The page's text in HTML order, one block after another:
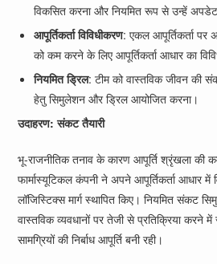
विकसित करना और नियमित रूप से उन्हें
आपूर्तिकर्ता विविधीकरण: एकल आपूर्तिकर्ता पर
को कम करने के लिए आपूर्तिकर्ता आधार का
नियमित ड्रिल: टीम को वास्तविक जीवन की
हेतु सिमुलेशन और ड्रिल आयोजित करना।
उदाहरण: संकट तैयारी
भू-राजनीतिक तनाव के कारण आपूर्ति श्रृंखला की
फार्मास्यूटिकल कंपनी ने अपने आपूर्तिकर्ता आधार में
लॉजिस्टिक्स मार्ग स्थापित किए। नियमित संकट
वास्तविक व्यवधानों पर तेजी से प्रतिक्रिया करने में
सामग्रियों की निर्बाध आपूर्ति बनी रही।